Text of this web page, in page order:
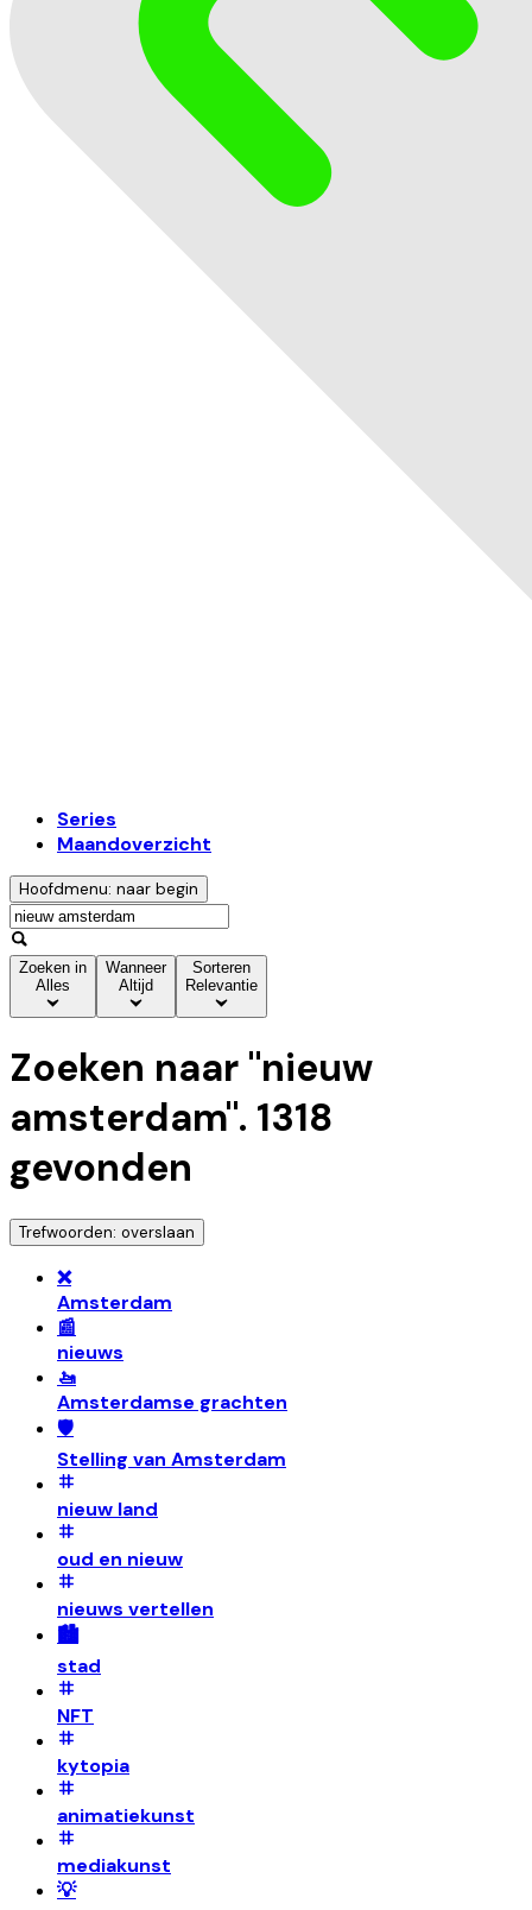
Series
Maandoverzicht
Hoofdmenu: naar begin
Zoeken in
Alles
Wanneer
Altijd
Sorteren
Relevantie
Zoeken naar "nieuw
amsterdam". 1318
gevonden
Trefwoorden: overslaan
❌
Amsterdam
📰
nieuws
🚤
Amsterdamse grachten
🛡️
Stelling van Amsterdam
nieuw land
oud en nieuw
nieuws vertellen
🏙️
stad
NFT
kytopia
animatiekunst
mediakunst
💡